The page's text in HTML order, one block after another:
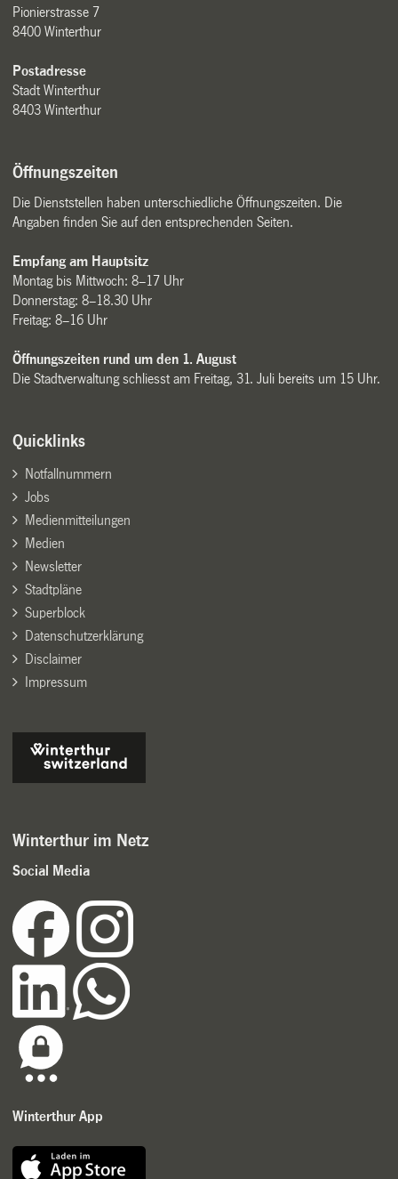
Pionierstrasse 7
8400 Winterthur
Postadresse
Stadt Winterthur
8403 Winterthur
Öffnungszeiten
Die Dienststellen haben unterschiedliche Öffnungszeiten. Die
Angaben finden Sie auf den entsprechenden Seiten.
Empfang am Hauptsitz
Montag bis Mittwoch: 8–17 Uhr
Donnerstag: 8–18.30 Uhr
Freitag: 8–16 Uhr
Öffnungszeiten rund um den 1. August
Die Stadtverwaltung schliesst am Freitag, 31. Juli bereits um 15 Uhr.
Quicklinks
Notfallnummern
Jobs
Medienmitteilungen
Medien
Newsletter
Stadtpläne
Superblock
Datenschutzerklärung
Disclaimer
Impressum
Winterthur im Netz
Social Media
Winterthur App